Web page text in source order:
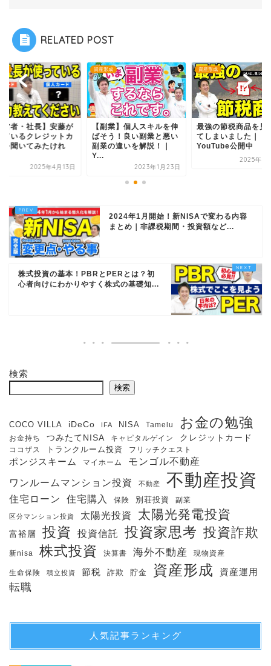
RELATED POST
営者・社長】安藤が
ているクレジットカ
を聞いてみたけれ
2025年4月13日
資産形成
【副業】個人スキルを伸
ばそう！良い副業と悪い
副業の違いを解説！｜
Y...
2023年1月23日
資産形成
最強の節税商品を見
てしまいました｜
YouTube公開中
2025年1
2024年1月開始！新NISAで変わる内容
まとめ｜非課税期間・投資額など...
株式投資の基本！PBRとPERとは？初
心者向けにわかりやすく株式の基礎知...
検索
検索
COCO VILLA iDeCo IFA NISA Tamelu お金の勉強
お金持ち つみたてNISA キャピタルゲイン クレジットカード
ココザス トランクルーム投資 フリッチクエスト
ポンジスキーム マイホーム モンゴル不動産
ワンルームマンション投資 不動産 不動産投資
住宅ローン 住宅購入 保険 別荘投資 副業
区分マンション投資 太陽光投資 太陽光発電投資
富裕層 投資 投資信託 投資家思考 投資詐欺
新nisa 株式投資 決算書 海外不動産 現物資産
生命保険 積立投資 節税 詐欺 貯金 資産形成 資産運用
転職
人気記事ランキング